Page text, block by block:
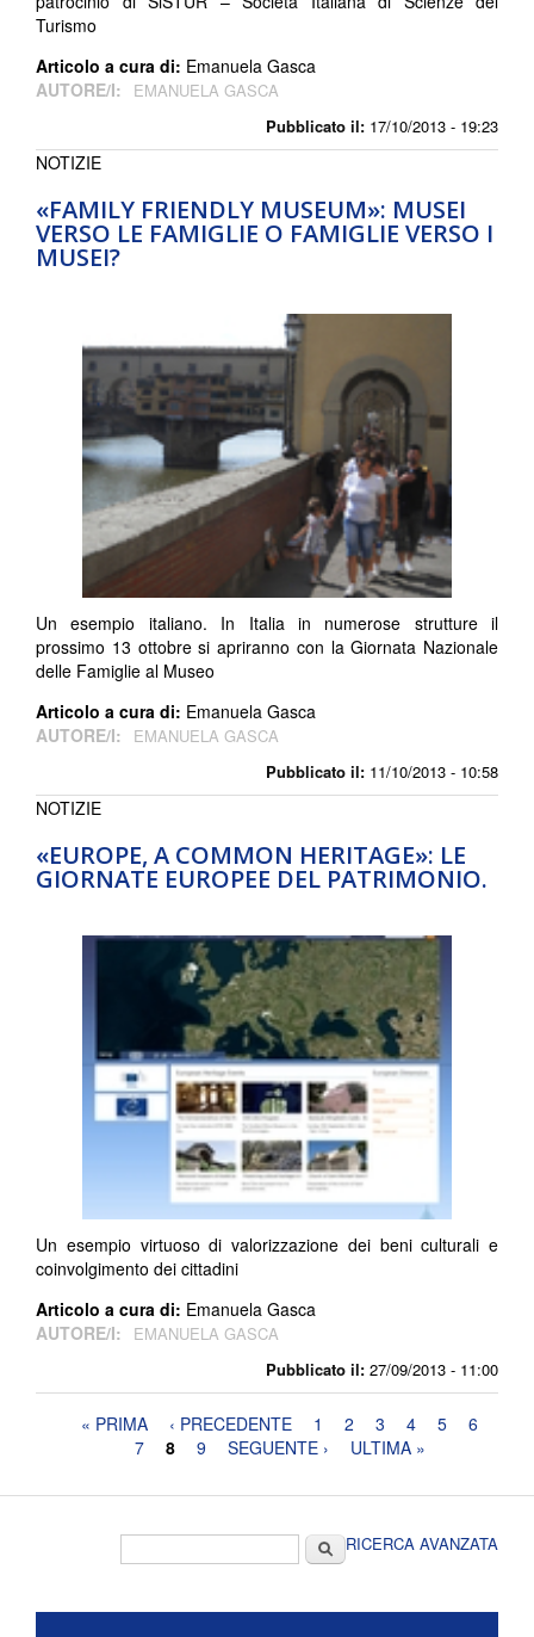
Pubblicato il: 17/10/2013 - 19:23
Turismo
Articolo a cura di: Emanuela Gasca
AUTORE/I:
EMANUELA GASCA
«FAMILY FRIENDLY MUSEUM»: MUSEI
VERSO LE FAMIGLIE O FAMIGLIE VERSO I
MUSEI?
Pubblicato il: 11/10/2013 - 10:58
NOTIZIE
Un esempio italiano. In Italia in numerose strutture il
prossimo 13 ottobre si apriranno con la Giornata Nazionale
delle Famiglie al Museo
Articolo a cura di: Emanuela Gasca
AUTORE/I:
EMANUELA GASCA
«EUROPE, A COMMON HERITAGE»: LE
GIORNATE EUROPEE DEL PATRIMONIO.
Pubblicato il: 27/09/2013 - 11:00
NOTIZIE
Un esempio virtuoso di valorizzazione dei beni culturali e
coinvolgimento dei cittadini
Articolo a cura di: Emanuela Gasca
AUTORE/I:
EMANUELA GASCA
Pagine« PRIMA ‹ PRECEDENTE 1 2 3 4 5
6
7
8 9 SEGUENTE › ULTIMA »
CercaRICERCA AVANZATA